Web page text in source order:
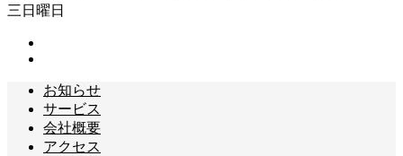
三日曜日
お知らせ
サービス
会社概要
アクセス